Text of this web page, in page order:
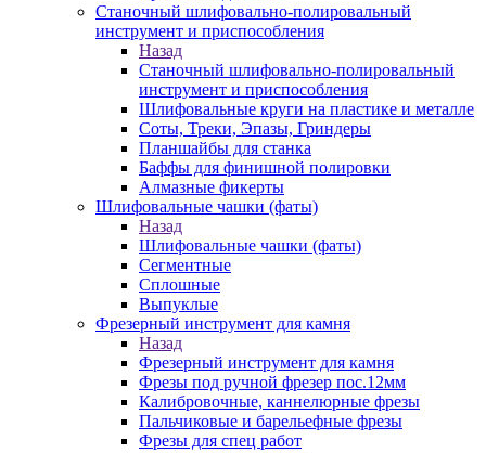
Станочный шлифовально-полировальный
инструмент и приспособления
Назад
Станочный шлифовально-полировальный
инструмент и приспособления
Шлифовальные круги на пластике и металле
Соты, Треки, Эпазы, Гриндеры
Планшайбы для станка
Баффы для финишной полировки
Алмазные фикерты
Шлифовальные чашки (фаты)
Назад
Шлифовальные чашки (фаты)
Сегментные
Сплошные
Выпуклые
Фрезерный инструмент для камня
Назад
Фрезерный инструмент для камня
Фрезы под ручной фрезер пос.12мм
Калибровочные, каннелюрные фрезы
Пальчиковые и барельефные фрезы
Фрезы для спец работ